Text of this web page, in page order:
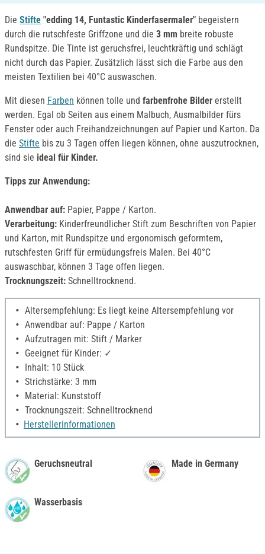
Die Stifte "edding 14, Funtastic Kinderfasermaler" begeistern
durch die rutschfeste Griffzone und die 3 mm breite robuste
Rundspitze. Die Tinte ist geruchsfrei, leuchtkräftig und schlägt
nicht durch das Papier. Zusätzlich lässt sich die Farbe aus den
meisten Textilien bei 40°C auswaschen.
Mit diesen Farben können tolle und farbenfrohe Bilder erstellt
werden. Egal ob Seiten aus einem Malbuch, Ausmalbilder fürs
Fenster oder auch Freihandzeichnungen auf Papier und Karton. Da
die Stifte bis zu 3 Tagen offen liegen können, ohne auszutrocknen,
sind sie ideal für Kinder.
Tipps zur Anwendung:
Anwendbar auf: Papier, Pappe / Karton.
Verarbeitung: Kinderfreundlicher Stift zum Beschriften von Papier
und Karton, mit Rundspitze und ergonomisch geformtem,
rutschfesten Griff für ermüdungsfreis Malen. Bei 40°C
auswaschbar, können 3 Tage offen liegen.
Trocknungszeit: Schnelltrocknend.
Altersempfehlung: Es liegt keine Altersempfehlung vor
Anwendbar auf: Pappe / Karton
Aufzutragen mit: Stift / Marker
Geeignet für Kinder: ✓
Inhalt: 10 Stück
Strichstärke: 3 mm
Material: Kunststoff
Trocknungszeit: Schnelltrocknend
Herstellerinformationen
Geruchsneutral
Wasserbasis
Made in Germany